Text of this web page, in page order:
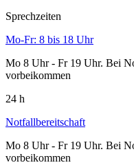
Sprechzeiten
Mo-Fr: 8 bis 18 Uhr
Mo 8 Uhr - Fr 19 Uhr. Bei
vorbeikommen
24 h
Notfallbereitschaft
Mo 8 Uhr - Fr 19 Uhr. Bei
vorbeikommen